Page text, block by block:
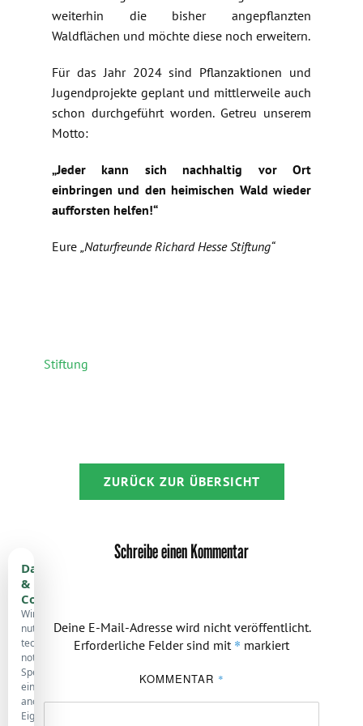
weiterhin die bisher angepflanzten
Waldflächen und möchte diese noch erweitern.
Für das Jahr 2024 sind Pflanzaktionen und
Jugendprojekte geplant und mittlerweile auch
schon durchgeführt worden. Getreu unserem
Motto:
„Jeder kann sich nachhaltig vor Ort
einbringen und den heimischen Wald wieder
aufforsten helfen!“
Eure „Naturfreunde Richard Hesse Stiftung“
Stiftung
ZURÜCK ZUR ÜBERSICHT
Schreibe einen Kommentar
Deine E-Mail-Adresse wird nicht veröffentlicht.
Erforderliche Felder sind mit * markiert
KOMMENTAR *
Datenschutz
&
Cookies
Wir
nutzen
technisch
notwendige
Speicherung,
eine
anonyme
Eigenstatistik